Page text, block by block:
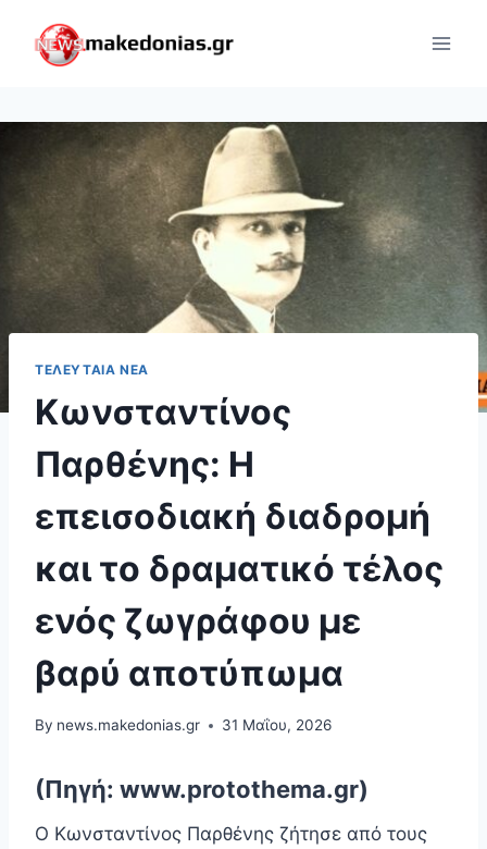
content
ΤΕΛΕΥΤΑΊΑ ΝΈΑ
Κωνσταντίνος
Παρθένης: Η
επεισοδιακή διαδρομή
και το δραματικό τέλος
ενός ζωγράφου με
βαρύ αποτύπωμα
By news.makedonias.gr 31 Μαΐου, 2026
(Πηγή: www.protothema.gr)
Ο Κωνσταντίνος Παρθένης ζήτησε από τους